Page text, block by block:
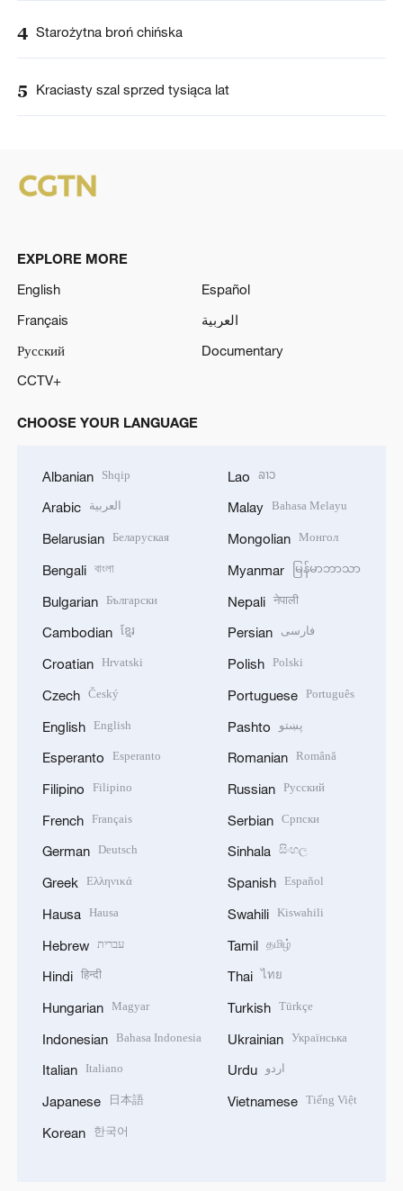
4 Starożytna broń chińska
5 Kraciasty szal sprzed tysiąca lat
EXPLORE MORE
English
Español
Français
العربية
Русский
Documentary
CCTV+
CHOOSE YOUR LANGUAGE
Albanian Shqip
Arabic العربية
Belarusian Беларуская
Bengali বাংলা
Bulgarian Български
Cambodian ខ្មែរ
Croatian Hrvatski
Czech Český
English English
Esperanto Esperanto
Filipino Filipino
French Français
German Deutsch
Greek Ελληνικά
Hausa Hausa
Hebrew עברית
Hindi हिन्दी
Hungarian Magyar
Indonesian Bahasa Indonesia
Italian Italiano
Japanese 日本語
Korean 한국어
Lao ລາວ
Malay Bahasa Melayu
Mongolian Монгол
Myanmar မြန်မာဘာသာ
Nepali नेपाली
Persian فارسی
Polish Polski
Portuguese Português
Pashto پښتو
Romanian Română
Russian Русский
Serbian Српски
Sinhala සිංහල
Spanish Español
Swahili Kiswahili
Tamil தமிழ்
Thai ไทย
Turkish Türkçe
Ukrainian Українська
Urdu اردو
Vietnamese Tiếng Việt